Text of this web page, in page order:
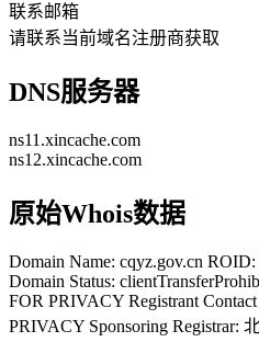
联系邮箱
请联系当前域名注册商获取
DNS服务器
ns11.xincache.com
ns12.xincache.com
原始Whois数据
Domain Name: cqyz.gov.cn
Domain Status:
FOR PRIVACY Registrant
PRIVACY Sponsoring Registrar: